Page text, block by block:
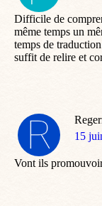
Difficile de
même temps un
temps de
suffit de relire et
dit
15
Vont ils